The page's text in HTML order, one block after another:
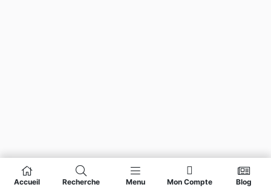
Accueil Recherche Menu Mon Compte Blog